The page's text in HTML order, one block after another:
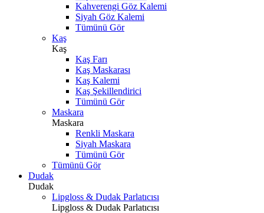
Kahverengi Göz Kalemi
Siyah Göz Kalemi
Tümünü Gör
Kaş
Kaş
Kaş Farı
Kaş Maskarası
Kaş Kalemi
Kaş Şekillendirici
Tümünü Gör
Maskara
Maskara
Renkli Maskara
Siyah Maskara
Tümünü Gör
Tümünü Gör
Dudak
Dudak
Lipgloss & Dudak Parlatıcısı
Lipgloss & Dudak Parlatıcısı